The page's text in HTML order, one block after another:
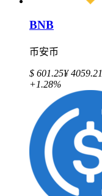
BNB
币安币
$ 601.25¥ 4059.21
+1.28%